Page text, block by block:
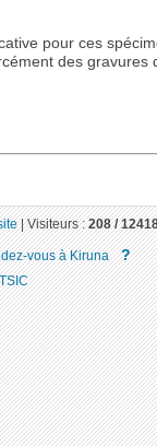
pour ces
des gravures
|Visiteurs :208 /
vous à Kiruna ?